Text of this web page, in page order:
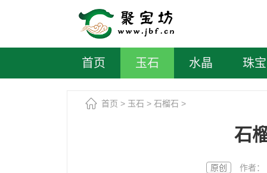
首页 玉石 水晶 珠宝
首页 > 玉石 > 石榴石 >
石
原创 作者：